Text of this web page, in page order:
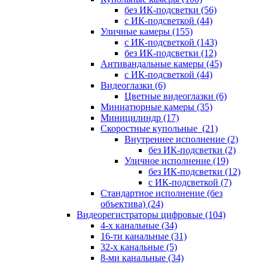
без ИК-подсветки (56)
с ИК-подсветкой (44)
Уличные камеры (155)
с ИК-подсветкой (143)
без ИК-подсветки (12)
Антивандальные камеры (45)
с ИК-подсветкой (44)
Видеоглазки (6)
Цветные видеоглазки (6)
Миниатюрные камеры (35)
Миницилиндр (17)
Скоростные купольные (21)
Внутреннее исполнение (2)
без ИК-подсветки (2)
Уличное исполнение (19)
без ИК-подсветки (12)
с ИК-подсветкой (7)
Стандартное исполнение (без
объектива) (24)
Видеорегистраторы цифровые (104)
4-х канальные (34)
16-ти канальные (31)
32-х канальные (5)
8-ми канальные (34)